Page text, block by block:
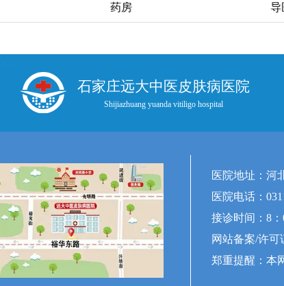
药房 导
石家庄远大中医皮肤病医院
Shijiazhuang yuanda vitiligo hospital
医院地址：河
医院电话：
接诊时间：8：
网站备案/许可
郑重提醒：本